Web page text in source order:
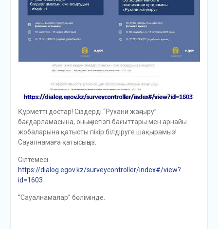
Құрметті достар! Сіздерді “Рухани жаңғыру”
бағдарламасына, оның негізгі бағыттары мен арнайы
жобаларына қатысты пікір білдіруге шақырамыз!
Сауалнамаға қатысыңыз.
Сілтемесі
https://dialog.egov.kz/surveycontroller/index#/view?
id=1603
“Сауалнамалар” бөлімінде.